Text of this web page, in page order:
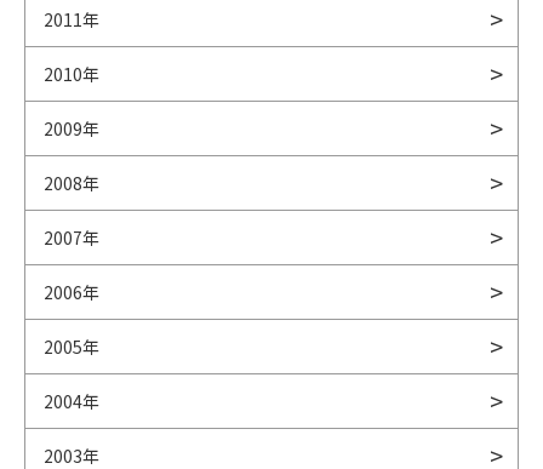
2011年
2010年
2009年
2008年
2007年
2006年
2005年
2004年
2003年